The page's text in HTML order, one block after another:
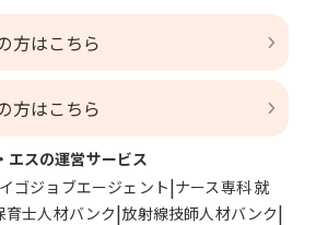
方はこちら
方はこちら
エスの運営サービス
ゴジョブエージェント ナース専科 就
育士人材バンク 放射線技師人材バンク